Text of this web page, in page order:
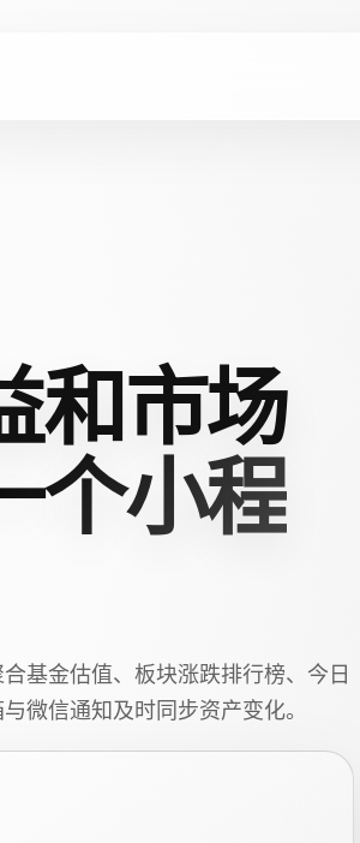
和市场
个小程
基金估值、板块涨跌排行榜、今日
微信通知及时同步资产变化。